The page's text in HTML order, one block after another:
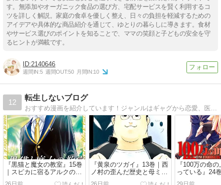
す。無添加やオーガニック食品の選び方、宅配サービスを賢く利用するコ
ツを詳しく解説。家庭の食卓を優しく整え、日々の負担を軽減するための
アイデアや具体的な商品紹介を通じて、ゆとりの暮らしに導きます。食材
やサービス選びのポイントを知ることで、ママの笑顔と子どもの安全を守
るヒントが満載です。
2140646
週間IN:5 週間OUT:50 月間IN:10
12
転生しないブログ
おすすめ漫画を紹介しています！ジャンルはギャグから恋愛、医療、日常系と多彩！また、IT技術情報、フードデリバリー情報などを発信しています！
『黒猫と魔女の教室』15巻
｜スピカに宿るアルクの魂
とデネボラの過去が明かす
『黄泉のツガイ』13巻｜西
ノ村の歪んだ歴史と母ミナ
セの真実を考察。引きこも
『100万の命
っている』24
の平和論と四